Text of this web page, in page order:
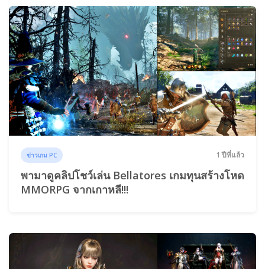
ข่าวเกม PC 1 ปีที่แล้ว
พามาดูคลิปโชว์เล่น Bellatores เกมทุนสร้างโหด
MMORPG จากเกาหลี!!!